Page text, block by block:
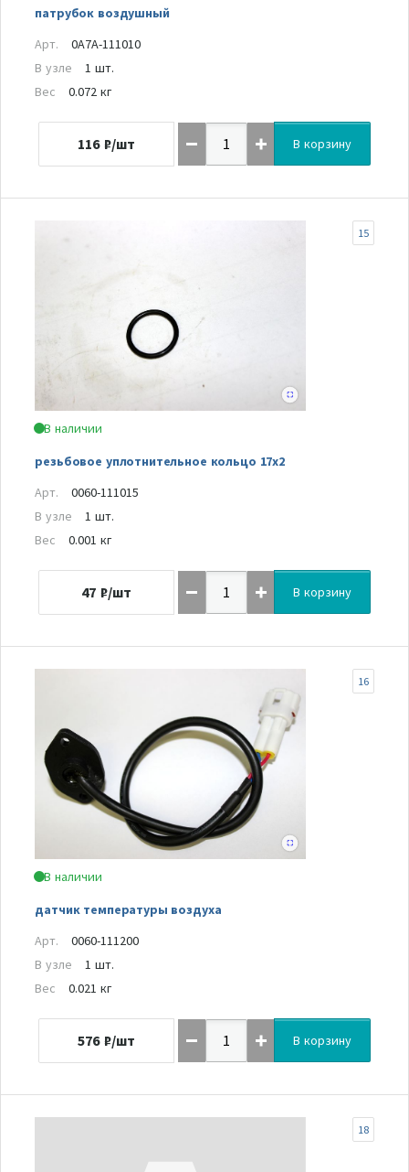
патрубок воздушный
Арт.
0A7A-111010
В узле
1 шт.
Вес
0.072 кг
116 ₽/шт В корзину
В наличии
резьбовое уплотнительное кольцо 17x2
15
Арт.
0060-111015
В узле
1 шт.
Вес
0.001 кг
47 ₽/шт В корзину
В наличии
датчик температуры воздуха
16
Арт.
0060-111200
В узле
1 шт.
Вес
0.021 кг
576 ₽/шт В корзину
18